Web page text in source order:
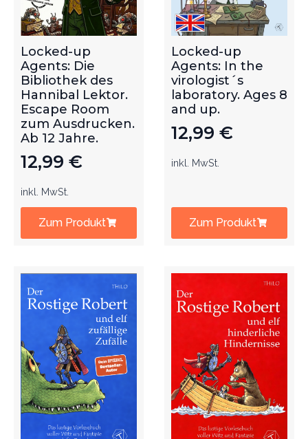
Locked-up
Agents: Die
Bibliothek des
Hannibal Lektor.
Escape Room
zum Ausdrucken.
Ab 12 Jahre.
12,99 €
inkl. MwSt.
Zum Produkt
Locked-up
Agents: In the
virologist´s
laboratory. Ages 8
and up.
12,99 €
inkl. MwSt.
Zum Produkt